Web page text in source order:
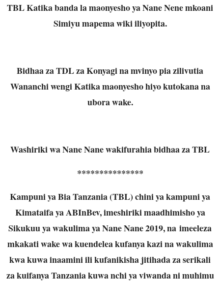
TBL Katika banda la maonyesho ya Nane Nene mkoani
Simiyu mapema wiki iliyopita.
Bidhaa za TDL za Konyagi na mvinyo pia zilivutia
Wananchi wengi Katika maonyesho hiyo kutokana na
ubora wake.
Washiriki wa Nane Nane wakifurahia bidhaa za TBL
***************
Kampuni ya Bia Tanzania (TBL) chini ya kampuni ya
Kimataifa ya ABInBev, imeshiriki maadhimisho ya
Sikukuu ya wakulima ya Nane Nane 2019, na imeeleza
mkakati wake wa kuendelea kufanya kazi na wakulima
kwa kuwa inaamini ili kufanikisha jitihada za serikali
za kuifanya Tanzania kuwa nchi ya viwanda ni muhimu